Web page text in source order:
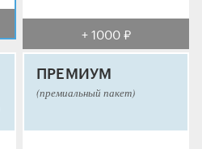
+ 1000 ₽
ПРЕМИУМ
(премиальный пакет)